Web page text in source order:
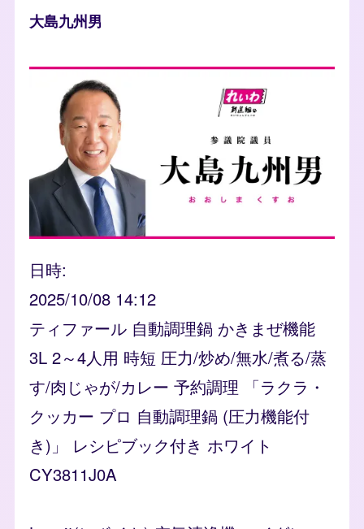
大島九州男
日時
2025/10/08 14:12
ティファール 自動調理鍋 かきまぜ機能
3L 2～4人用 時短 圧力/炒め/無水/煮る/蒸
す/肉じゃが/カレー 予約調理 「ラクラ・
クッカー プロ 自動調理鍋 (圧力機能付
き)」 レシピブック付き ホワイト
CY3811J0A